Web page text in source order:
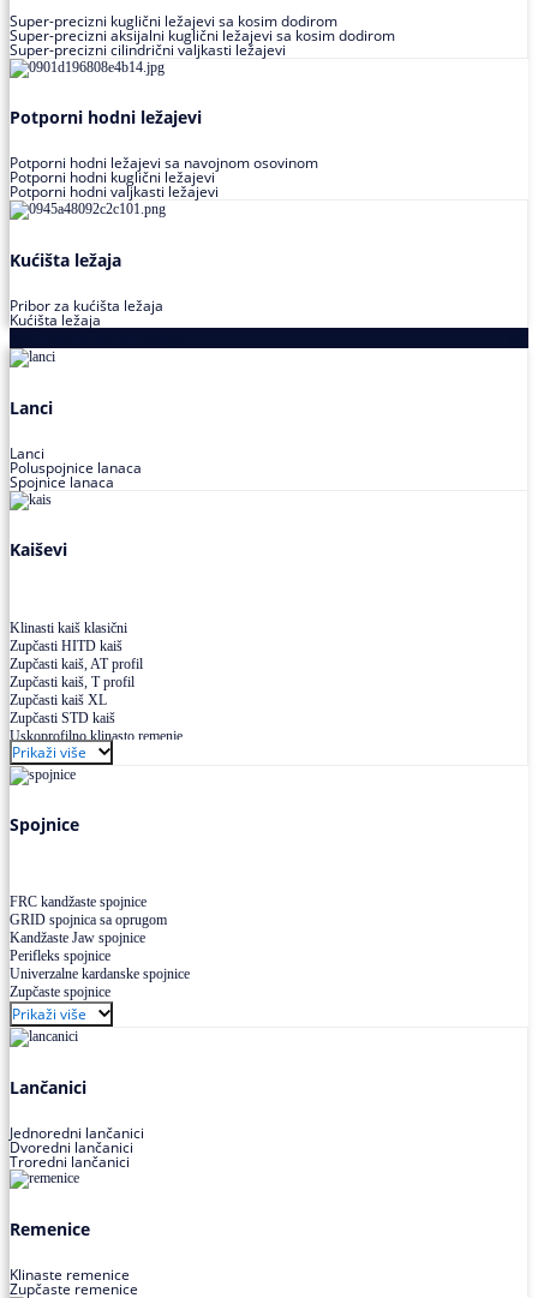
Super-precizni kuglični ležajevi sa kosim dodirom
Super-precizni aksijalni kuglični ležajevi sa kosim dodirom
Super-precizni cilindrični valjkasti ležajevi
Potporni hodni ležajevi
Potporni hodni ležajevi sa navojnom osovinom
Potporni hodni kuglični ležajevi
Potporni hodni valjkasti ležajevi
Kućišta ležaja
Pribor za kućišta ležaja
Kućišta ležaja
Lanci
Lanci
Poluspojnice lanaca
Spojnice lanaca
Kaiševi
Klinasti kaiš klasični
Zupčasti HITD kaiš
Zupčasti kaiš, AT profil
Zupčasti kaiš, T profil
Zupčasti kaiš XL
Zupčasti STD kaiš
Uskoprofilno klinasto remenje
Uskoprofilno klinasto remenje spojeno
Uskoprofilno klinasto remenje XP extra power
Višekanalno remenje PJ,PK
Prikaži više
Spojnice
FRC kandžaste spojnice
GRID spojnica sa oprugom
Kandžaste Jaw spojnice
Perifleks spojnice
Univerzalne kardanske spojnice
Zupčaste spojnice
Prikaži više
Lančanici
Jednoredni lančanici
Dvoredni lančanici
Troredni lančanici
Remenice
Klinaste remenice
Zupčaste remenice